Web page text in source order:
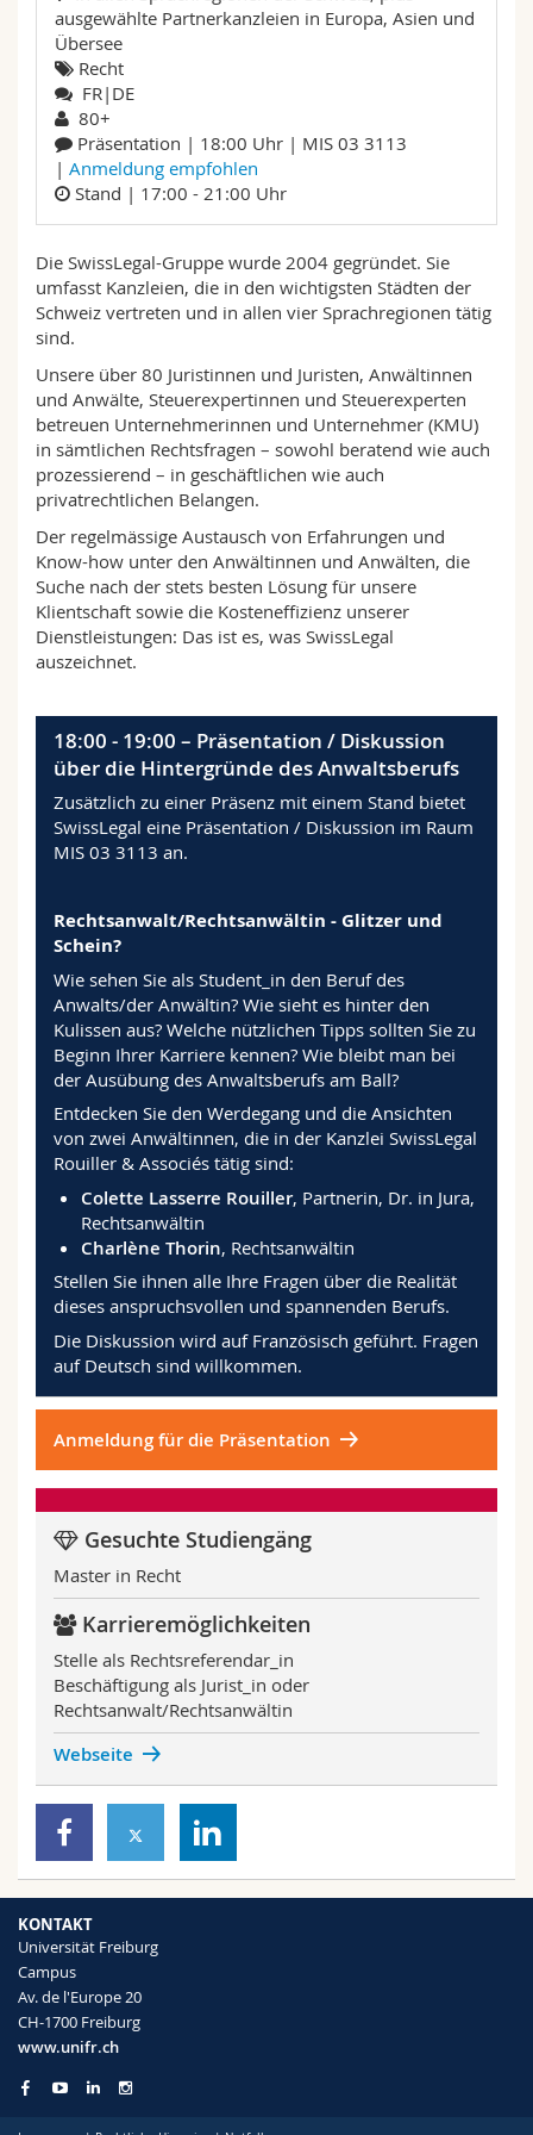
Math.-Nat. und Med. Fak.
Interfakultär
Mitarbeitende
Doktorierende
Webmail
Vorlesungsverzeichnis
MyUnifr
ausgewählte Partnerkanzleien in Europa, Asien und
Übersee
Recht
FR|DE
80+
Präsentation | 18:00 Uhr | MIS 03 3113
| Anmeldung empfohlen
Stand | 17:00 - 21:00 Uhr
Die SwissLegal-Gruppe wurde 2004 gegründet. Sie
umfasst Kanzleien, die in den wichtigsten Städten der
Schweiz vertreten und in allen vier Sprachregionen tätig
sind.
Unsere über 80 Juristinnen und Juristen, Anwältinnen
und Anwälte, Steuerexpertinnen und Steuerexperten
betreuen Unternehmerinnen und Unternehmer (KMU)
in sämtlichen Rechtsfragen – sowohl beratend wie auch
prozessierend – in geschäftlichen wie auch
privatrechtlichen Belangen.
Der regelmässige Austausch von Erfahrungen und
Know-how unter den Anwältinnen und Anwälten, die
Suche nach der stets besten Lösung für unsere
Klientschaft sowie die Kosteneffizienz unserer
Dienstleistungen: Das ist es, was SwissLegal
auszeichnet.
18:00 - 19:00 – Präsentation / Diskussion
über die Hintergründe des Anwaltsberufs
Zusätzlich zu einer Präsenz mit einem Stand bietet
SwissLegal eine Präsentation / Diskussion im Raum
MIS 03 3113 an.
Rechtsanwalt/Rechtsanwältin - Glitzer und
Schein?
Wie sehen Sie als Student_in den Beruf des
Anwalts/der Anwältin? Wie sieht es hinter den
Kulissen aus? Welche nützlichen Tipps sollten Sie zu
Beginn Ihrer Karriere kennen? Wie bleibt man bei
der Ausübung des Anwaltsberufs am Ball?
Entdecken Sie den Werdegang und die Ansichten
von zwei Anwältinnen, die in der Kanzlei SwissLegal
Rouiller & Associés tätig sind:
Colette Lasserre Rouiller, Partnerin, Dr. in Jura,
Rechtsanwältin
Charlène Thorin, Rechtsanwältin
Stellen Sie ihnen alle Ihre Fragen über die Realität
dieses anspruchsvollen und spannenden Berufs.
Die Diskussion wird auf Französisch geführt. Fragen
auf Deutsch sind willkommen.
Anmeldung für die Präsentation
Gesuchte Studiengäng
Master in Recht
Karrieremöglichkeiten
Stelle als Rechtsreferendar_in
Beschäftigung als Jurist_in oder
Rechtsanwalt/Rechtsanwältin
Webseite
KONTAKT
Universität Freiburg
Campus
Av. de l'Europe 20
CH-1700 Freiburg
www.unifr.ch